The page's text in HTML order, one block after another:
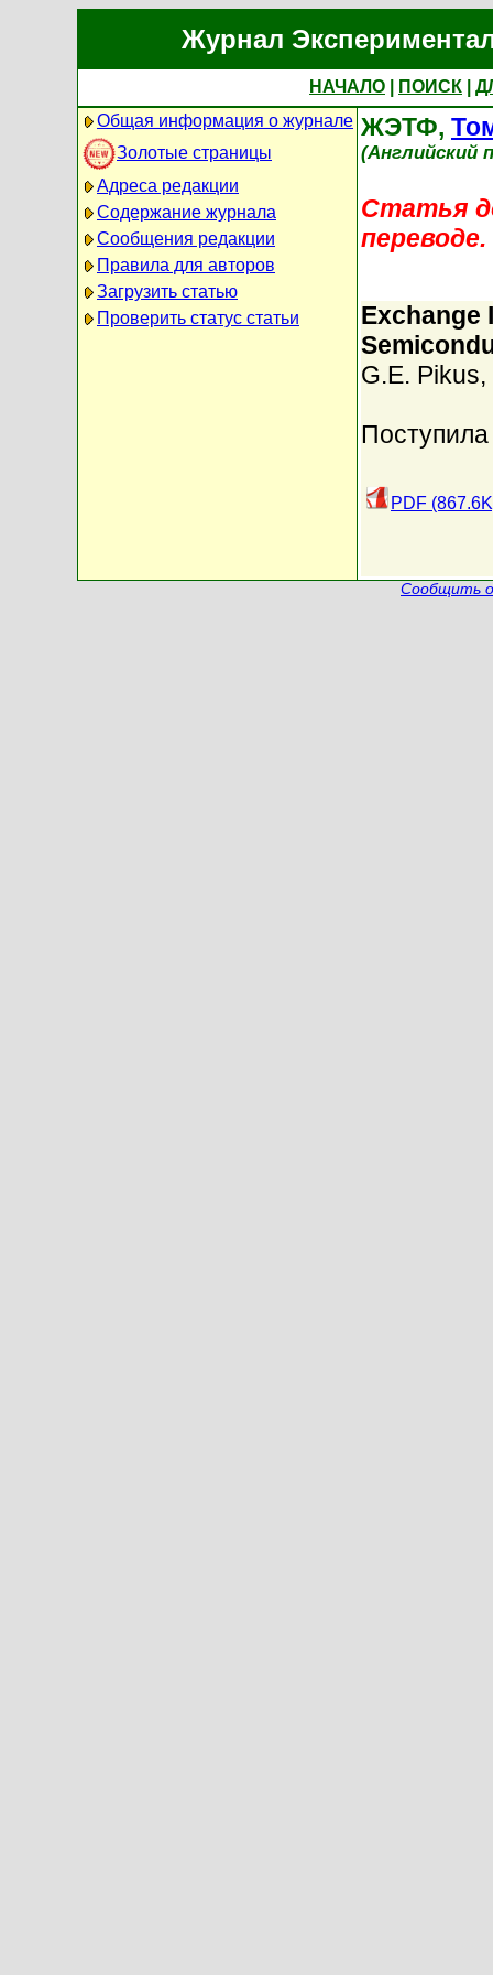
Журнал
НАЧАЛО ПОИСК
Общая информация о журнале
Золотые страницы
Адреса редакции
Содержание журнала
Сообщения редакции
Правила для авторов
Загрузить статью
Проверить статус статьи
ЖЭТФ,
(Английский
Статья
переводе.
Exchange
G.E. Pikus,
PDF
Сообщить о